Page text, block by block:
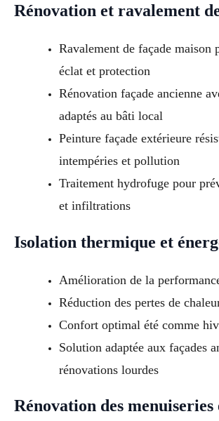
Rénovation et ravalement
Ravalement de façade maison
éclat et protection
Rénovation façade ancienne
adaptés au bâti local
Peinture façade extérieure
intempéries et pollution
Traitement hydrofuge pour
et infiltrations
Isolation thermique et
Amélioration de la
Réduction des pertes de
Confort optimal été comme
Solution adaptée aux façades
rénovations lourdes
Rénovation des